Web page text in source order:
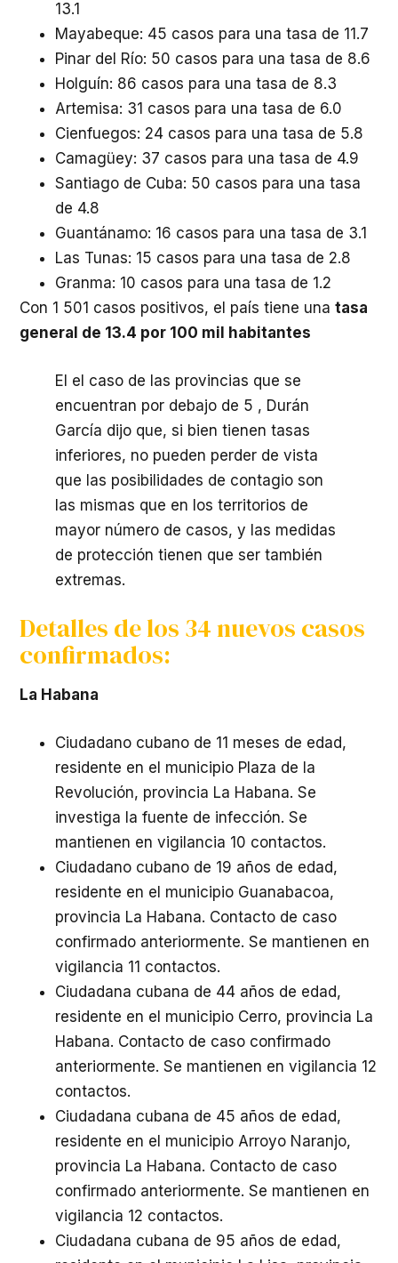
13.1
Mayabeque: 45 casos para una tasa de 11.7
Pinar del Río: 50 casos para una tasa de 8.6
Holguín: 86 casos para una tasa de 8.3
Artemisa: 31 casos para una tasa de 6.0
Cienfuegos: 24 casos para una tasa de 5.8
Camagüey: 37 casos para una tasa de 4.9
Santiago de Cuba: 50 casos para una tasa
de 4.8
Guantánamo: 16 casos para una tasa de 3.1
Las Tunas: 15 casos para una tasa de 2.8
Granma: 10 casos para una tasa de 1.2
Con 1 501 casos positivos, el país tiene una tasa
general de 13.4 por 100 mil habitantes
El el caso de las provincias que se
encuentran por debajo de 5 , Durán
García dijo que, si bien tienen tasas
inferiores, no pueden perder de vista
que las posibilidades de contagio son
las mismas que en los territorios de
mayor número de casos, y las medidas
de protección tienen que ser también
extremas.
Detalles de los 34 nuevos casos
confirmados:
La Habana
Ciudadano cubano de 11 meses de edad,
residente en el municipio Plaza de la
Revolución, provincia La Habana. Se
investiga la fuente de infección. Se
mantienen en vigilancia 10 contactos.
Ciudadano cubano de 19 años de edad,
residente en el municipio Guanabacoa,
provincia La Habana. Contacto de caso
confirmado anteriormente. Se mantienen en
vigilancia 11 contactos.
Ciudadana cubana de 44 años de edad,
residente en el municipio Cerro, provincia La
Habana. Contacto de caso confirmado
anteriormente. Se mantienen en vigilancia 12
contactos.
Ciudadana cubana de 45 años de edad,
residente en el municipio Arroyo Naranjo,
provincia La Habana. Contacto de caso
confirmado anteriormente. Se mantienen en
vigilancia 12 contactos.
Ciudadana cubana de 95 años de edad,